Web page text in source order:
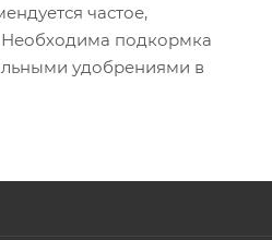
частое,
подкормка
удобрениями в